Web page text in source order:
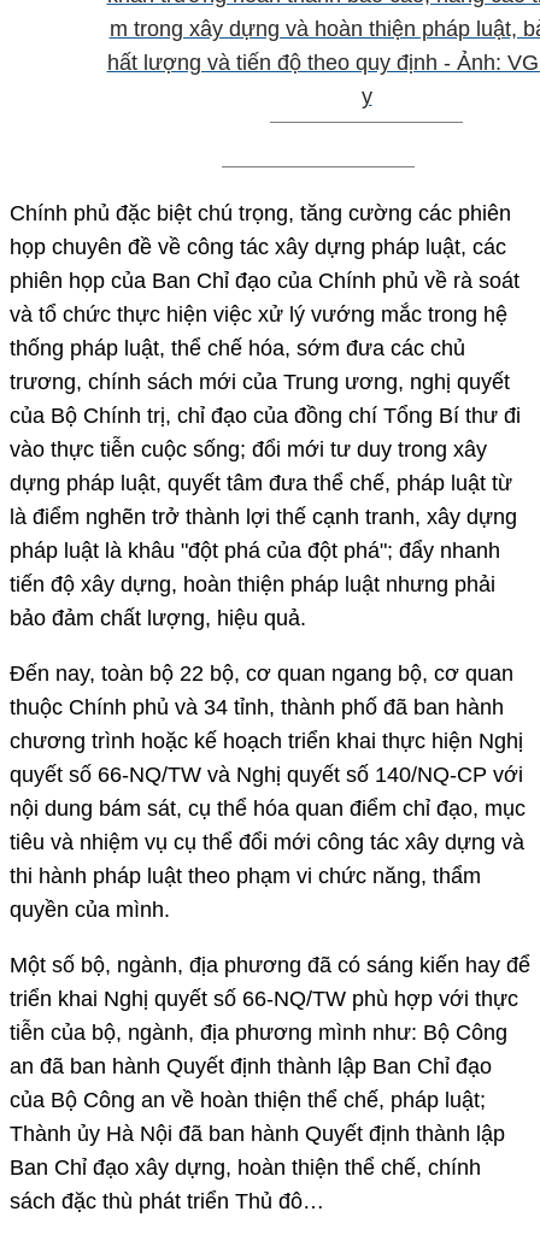
m trong xây dựng và hoàn thiện pháp luật,
hất lượng và tiến độ theo quy định - Ảnh:
y
Chính phủ đặc biệt chú trọng, tăng cường các phiên
họp chuyên đề về công tác xây dựng pháp luật, các
phiên họp của Ban Chỉ đạo của Chính phủ về rà soát
và tổ chức thực hiện việc xử lý vướng mắc trong hệ
thống pháp luật, thể chế hóa, sớm đưa các chủ
trương, chính sách mới của Trung ương, nghị quyết
của Bộ Chính trị, chỉ đạo của đồng chí Tổng Bí thư đi
vào thực tiễn cuộc sống; đổi mới tư duy trong xây
dựng pháp luật, quyết tâm đưa thể chế, pháp luật từ
là điểm nghẽn trở thành lợi thế cạnh tranh, xây dựng
pháp luật là khâu "đột phá của đột phá"; đẩy nhanh
tiến độ xây dựng, hoàn thiện pháp luật nhưng phải
bảo đảm chất lượng, hiệu quả.
Đến nay, toàn bộ 22 bộ, cơ quan ngang bộ, cơ quan
thuộc Chính phủ và 34 tỉnh, thành phố đã ban hành
chương trình hoặc kế hoạch triển khai thực hiện Nghị
quyết số 66-NQ/TW và Nghị quyết số 140/NQ-CP với
nội dung bám sát, cụ thể hóa quan điểm chỉ đạo, mục
tiêu và nhiệm vụ cụ thể đổi mới công tác xây dựng và
thi hành pháp luật theo phạm vi chức năng, thẩm
quyền của mình.
Một số bộ, ngành, địa phương đã có sáng kiến hay để
triển khai Nghị quyết số 66-NQ/TW phù hợp với thực
tiễn của bộ, ngành, địa phương mình như: Bộ Công
an đã ban hành Quyết định thành lập Ban Chỉ đạo
của Bộ Công an về hoàn thiện thể chế, pháp luật;
Thành ủy Hà Nội đã ban hành Quyết định thành lập
Ban Chỉ đạo xây dựng, hoàn thiện thể chế, chính
sách đặc thù phát triển Thủ đô…